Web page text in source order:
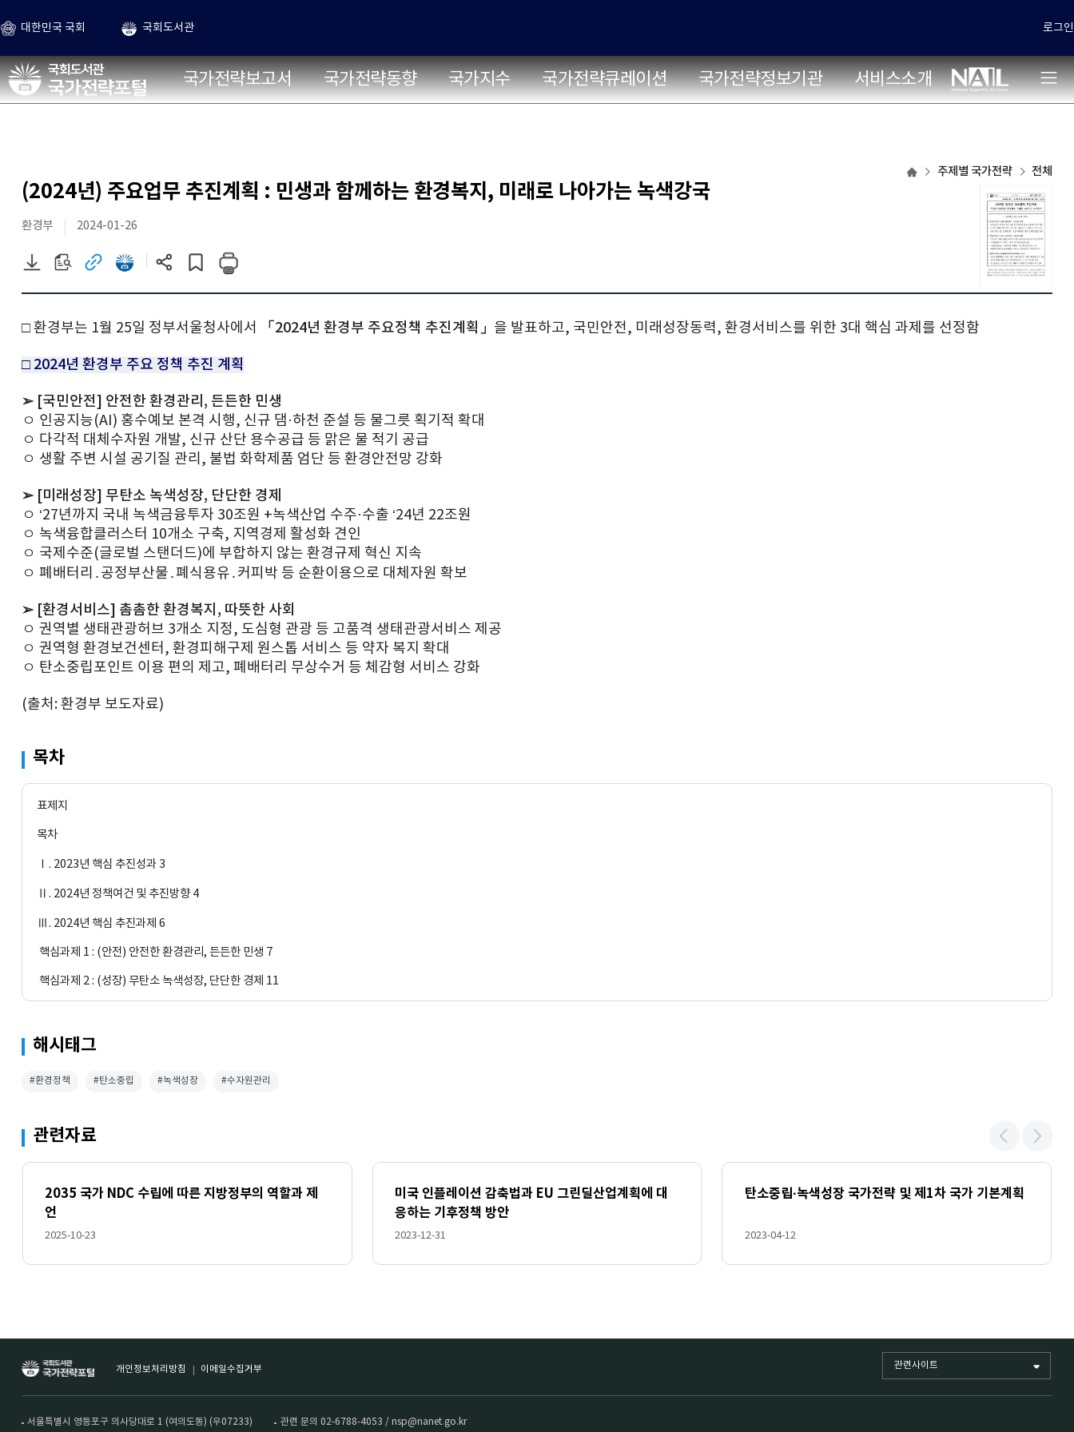
대한민국 국회 국회도서관 로그인
국가전략포털 국가전략보고서 국가전략동향 국가지수 국가전략큐레이션 국가전략정보기관 서비스소개
주제별 주제별 국가전략 전체
(2024년) 주요업무 추진계획 : 민생과 함께하는 환경복지, 미래로 나아가는 녹색강국
환경부 2024-01-26
PDF
파일
원문
보기
관련
사이트로
국회전자도서관으로
이동
현재
페이지
게시글
스크랩하기
□ 환경부는 1월 25일 정부서울청사에서 「2024년 환경부 주요정책 추진계획」 을 발표하고, 국민안전, 미래성장동력, 환경서비스를 위한 3대 핵심 과제를 선정함
□ 2024년 환경부 주요 정책 추진 계획
➢ [국민안전] 안전한 환경관리, 든든한 민생
ㅇ 인공지능(AI) 홍수예보 본격 시행, 신규 댐·하천 준설 등 물그릇 획기적 확대
ㅇ 다각적 대체수자원 개발, 신규 산단 용수공급 등 맑은 물 적기 공급
ㅇ 생활 주변 시설 공기질 관리, 불법 화학제품 엄단 등 환경안전망 강화
➢ [미래성장] 무탄소 녹색성장, 단단한 경제
ㅇ ‘27년까지 국내 녹색금융투자 30조원 +녹색산업 수주·수출 ‘24년 22조원
ㅇ 녹색융합클러스터 10개소 구축, 지역경제 활성화 견인
ㅇ 국제수준(글로벌 스탠더드)에 부합하지 않는 환경규제 혁신 지속
ㅇ 폐배터리․공정부산물․폐식용유․커피박 등 순환이용으로 대체자원 확보
➢ [환경서비스] 촘촘한 환경복지, 따뜻한 사회
ㅇ 권역별 생태관광허브 3개소 지정, 도심형 관광 등 고품격 생태관광서비스 제공
ㅇ 권역형 환경보건센터, 환경피해구제 원스톱 서비스 등 약자 복지 확대
ㅇ 탄소중립포인트 이용 편의 제고, 폐배터리 무상수거 등 체감형 서비스 강화
(출처: 환경부 보도자료)
목차
표제지
목차
Ⅰ. 2023년 핵심 추진성과 3
Ⅱ. 2024년 정책여건 및 추진방향 4
Ⅲ. 2024년 핵심 추진과제 6
핵심과제 1 : (안전) 안전한 환경관리, 든든한 민생 7
핵심과제 2 : (성장) 무탄소 녹색성장, 단단한 경제 11
해시태그
#환경정책 #탄소중립 #녹색성장 #수자원관리
관련자료
2035 국가 NDC 수립에 따른 지방정부의 역할과 제
언
2025-10-23
미국 인플레이션 감축법과 EU 그린딜산업계획에 대
응하는 기후정책 방안
2023-12-31
탄소중립·녹색성장 국가전략 및 제1차 국가 기본계획
2023-04-12
개인정보처리방침 이메일수집거부
서울특별시 영등포구 의사당대로 1 (여의도동) (우07233) 관련 문의 02-6788-4053 / nsp@nanet.go.kr
관련사이트